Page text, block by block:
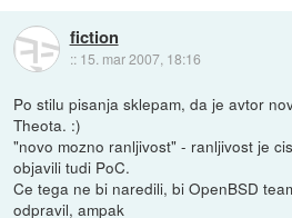
fiction
:: 15. mar 2007, 18:16
Po stilu pisanja sklepam, da je avtor
Theota. :)
"novo mozno ranljivost" - ranljivost je
objavili tudi PoC.
Ce tega ne bi naredili, bi OpenBSD
odpravil, ampak